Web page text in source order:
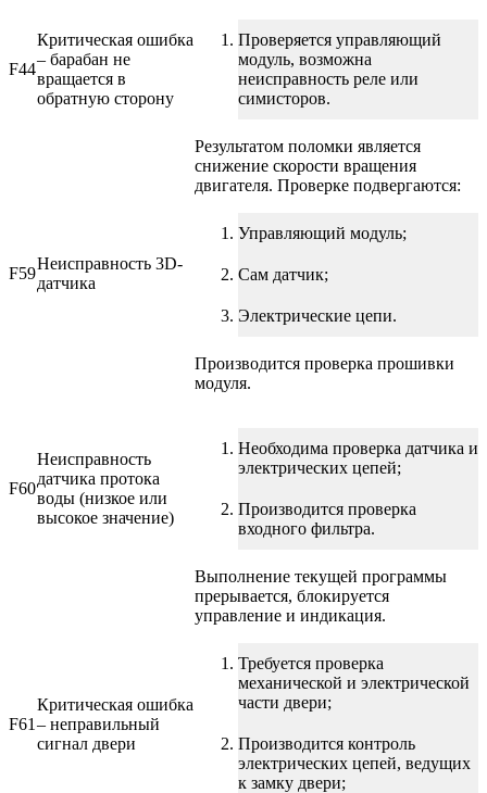
F44
Критическая ошибка
– барабан не
вращается в
обратную сторону
Проверяется управляющий
модуль, возможна
неисправность реле или
симисторов.
F59
Неисправность 3D-
датчика
Результатом поломки является
снижение скорости вращения
двигателя. Проверке подвергаются:
Управляющий модуль;
Сам датчик;
Электрические цепи.
Производится проверка прошивки
модуля.
F60
Неисправность
датчика протока
воды (низкое или
высокое значение)
Необходима проверка датчика и
электрических цепей;
Производится проверка
входного фильтра.
F61
Критическая ошибка
– неправильный
сигнал двери
Выполнение текущей программы
прерывается, блокируется
управление и индикация.
Требуется проверка
механической и электрической
части двери;
Производится контроль
электрических цепей, ведущих
к замку двери;